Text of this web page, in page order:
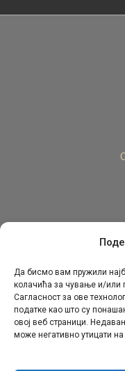
Да бисмо вам пружили
колачића за чување и/или
Сагласност за ове
податке као што су
овој веб страници.
може негативно утицати
© Републички